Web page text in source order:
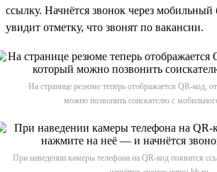
ссылку. Начнётся звонок через мобильный
увидит отметку, что звонят по вакансии.
На странице резюме теперь отображается QR-код,
можно позвонить соискателю с
При наведении камеры телефона на QR-код появится